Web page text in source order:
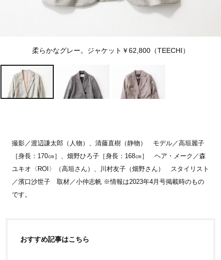
柔らかなグレー。ジャケット￥62,800（TEECHI）
撮影／渡辺謙太郎（人物）、清藤直樹（静物） モデル／高垣麗子
［身長：170㎝］、畑野ひろ子［身長：168㎝］ ヘア・メーク／森
ユキオ〈ROI〉（高垣さん）、川村友子（畑野さん） スタイリスト
／濱口沙世子 取材／小仲志帆 ※情報は2023年4月号掲載時のもの
です。
おすすめ記事はこちら